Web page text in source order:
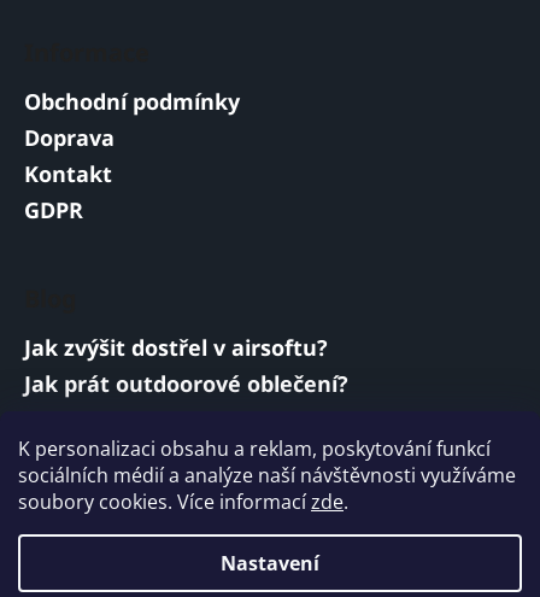
K personalizaci obsahu a reklam, poskytování funkcí
sociálních médií a analýze naší návštěvnosti využíváme
soubory cookies. Více informacízde.
Nastavení
Obchodní podmínky
Doprava
Kontakt
GDPR
Jak zvýšit dostřel v airsoftu?
Jak prát outdoorové oblečení?
Vojenská a armádní sluchátka: co musí
splňovat?
ARCHIV